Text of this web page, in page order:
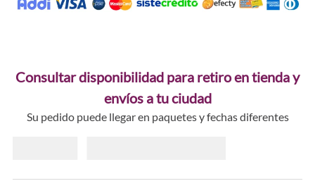
Consultar disponibilidad para retiro en tienda y
envíos a tu ciudad
Su pedido puede llegar en paquetes y fechas diferentes